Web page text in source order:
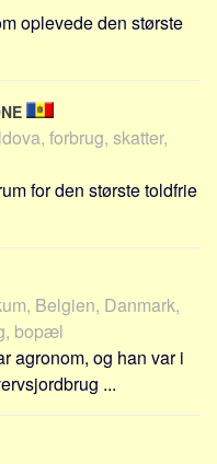
oplevede den største
forbrug, skatter,
for den største toldfrie
Belgien, Danmark,
bopæl
agronom, og han var i
...